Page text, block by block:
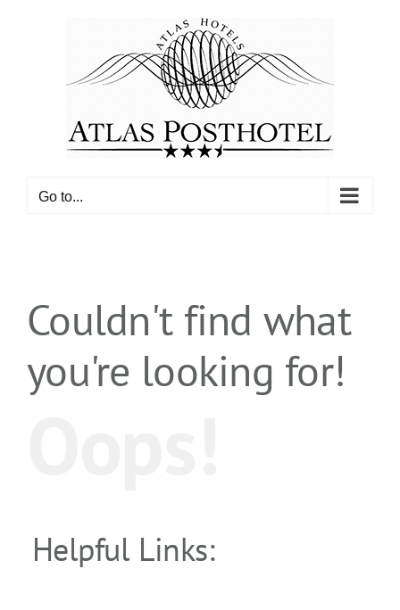
Go to...
Couldn't find what
you're looking for!
Helpful Links: